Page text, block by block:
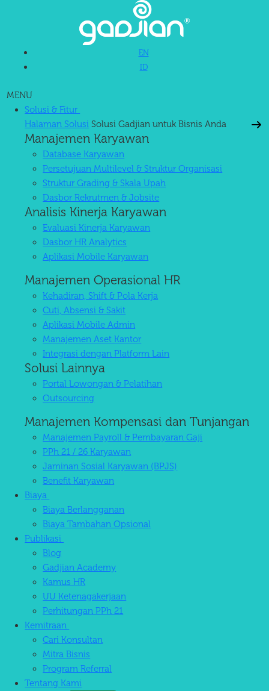
EN
ID
MENU
Solusi & Fitur
Halaman Solusi Solusi Gadjian untuk Bisnis Anda
Manajemen Karyawan
Database Karyawan
Persetujuan Multilevel & Struktur Organisasi
Struktur Grading & Skala Upah
Dasbor Rekrutmen & Jobsite
Analisis Kinerja Karyawan
Evaluasi Kinerja Karyawan
Dasbor HR Analytics
Aplikasi Mobile Karyawan
Manajemen Operasional HR
Kehadiran, Shift & Pola Kerja
Cuti, Absensi & Sakit
Aplikasi Mobile Admin
Manajemen Aset Kantor
Integrasi dengan Platform Lain
Solusi Lainnya
Portal Lowongan & Pelatihan
Outsourcing
Manajemen Kompensasi dan Tunjangan
Manajemen Payroll & Pembayaran Gaji
PPh 21 / 26 Karyawan
Jaminan Sosial Karyawan (BPJS)
Benefit Karyawan
Biaya
Biaya Berlangganan
Biaya Tambahan Opsional
Publikasi
Blog
Gadjian Academy
Kamus HR
UU Ketenagakerjaan
Perhitungan PPh 21
Kemitraan
Cari Konsultan
Mitra Bisnis
Program Referral
Tentang Kami